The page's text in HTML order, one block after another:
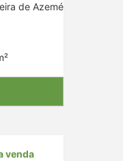
de Azeméis, Aveiro
venda